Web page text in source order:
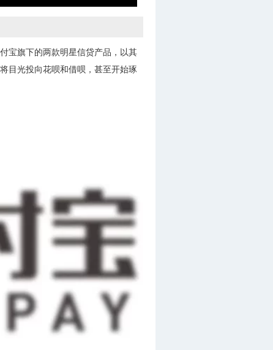
宝旗下的两款明星信贷产品，以其
目光投向花呗和借呗，甚至开始琢